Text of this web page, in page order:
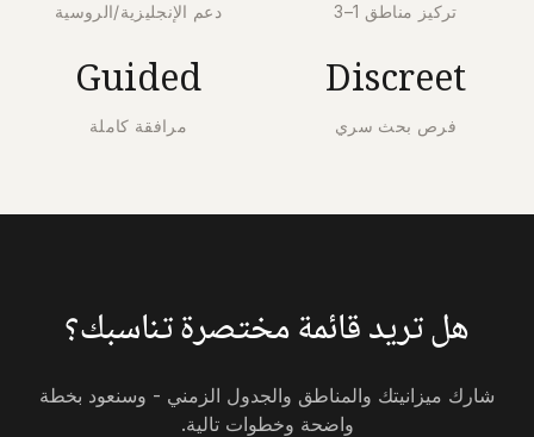
تركيز مناطق 1–3 دعم الإنجليزية/الروسية
Discreet
فرص بحث سري
Guided
مرافقة كاملة
هل تريد قائمة مختصرة تناسبك؟
شارك ميزانيتك والمناطق والجدول الزمني - وسنعود بخطة
واضحة وخطوات تالية.